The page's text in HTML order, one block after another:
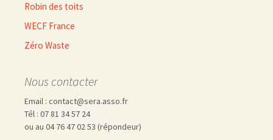
Robin des toits
WECF France
Zéro Waste
Nous contacter
Email : contact@sera.asso.fr
Tél : 07 81 34 57 24
ou au 04 76 47 02 53 (répondeur)